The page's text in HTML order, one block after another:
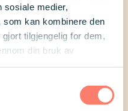
medier,
som kan kombinere den
tilgjengelig for dem,
din bruk av